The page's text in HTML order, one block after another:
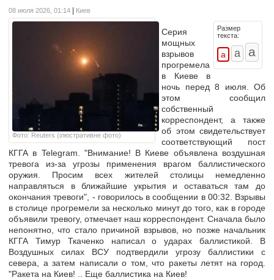
08 июля 2026, 01:14 Киев
Фото: Reuters (ілюстративне фото)
Размер
текста:
Серия
мощных
взрывов
прогремела
в Киеве в
ночь перед 8 июля. Об
этом сообщил
собственный
корреспондент, а также
об этом свидетельствует
соответствующий пост
КГГА в Telegram. "Внимание! В Киеве объявлена воздушная
тревога из-за угрозы применения врагом баллистического
оружия. Просим всех жителей столицы немедленно
направляться в ближайшие укрытия и оставаться там до
окончания тревоги", - говорилось в сообщении в 00:32. Взрывы
в столице прогремели за несколько минут до того, как в городе
объявили тревогу, отмечает наш корреспондент. Сначала было
непонятно, что стало причиной взрывов, но позже начальник
КГГА Тимур Ткаченко написал о ударах баллистикой. В
Воздушных силах ВСУ подтвердили угрозу баллистики с
севера, а затем написали о том, что ракеты летят на город.
"Ракета на Киев! .. Еще баллистика на Киев!